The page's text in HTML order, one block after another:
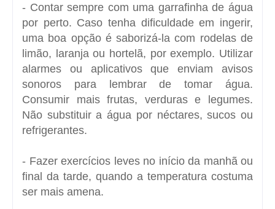
- Contar sempre com uma garrafinha de água
por perto. Caso tenha dificuldade em ingerir,
uma boa opção é saborizá-la com rodelas de
limão, laranja ou hortelã, por exemplo. Utilizar
alarmes ou aplicativos que enviam avisos
sonoros para lembrar de tomar água.
Consumir mais frutas, verduras e legumes.
Não substituir a água por néctares, sucos ou
refrigerantes.
- Fazer exercícios leves no início da manhã ou
final da tarde, quando a temperatura costuma
ser mais amena.